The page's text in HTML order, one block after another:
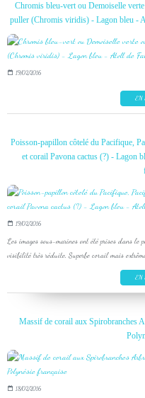
Chromis bleu-vert ou Demoiselle
puller (Chromis viridis) - Lagon bleu -
19/02/2016
EN
Poisson-papillon côtelé du Pacifique,
et corail Pavona cactus (?) - Lagon
19/02/2016
Les images sous-marines ont été prises dans
visibilité très réduite. Superbe corail mais
EN
Massif de corail aux Spirobranches
18/02/2016